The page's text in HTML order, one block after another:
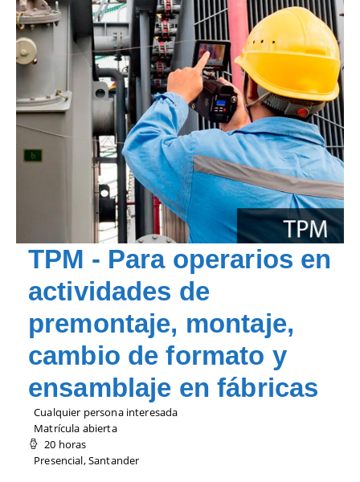
TPM - Para operarios en
actividades de
premontaje, montaje,
cambio de formato y
ensamblaje en fábricas
Cualquier persona interesada
Matrícula abierta
20 horas
Presencial, Santander